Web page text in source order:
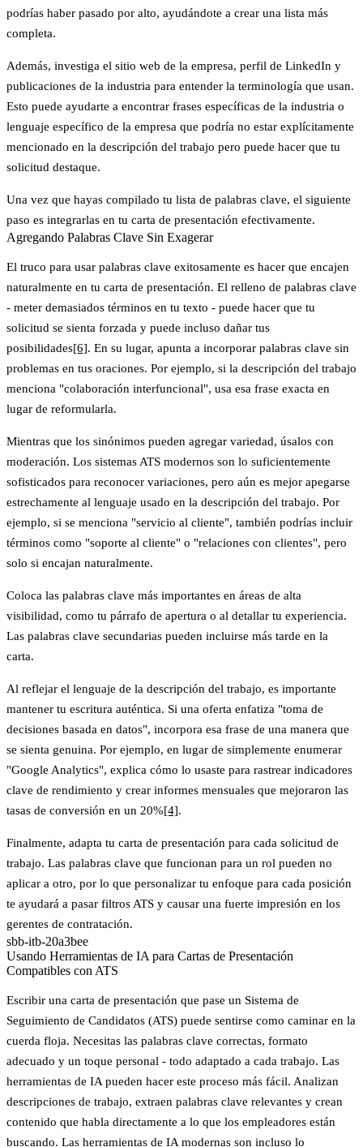
podrías haber pasado por alto, ayudándote a crear una lista más
completa.
Además, investiga el sitio web de la empresa, perfil de LinkedIn y
publicaciones de la industria para entender la terminología que usan.
Esto puede ayudarte a encontrar frases específicas de la industria o
lenguaje específico de la empresa que podría no estar explícitamente
mencionado en la descripción del trabajo pero puede hacer que tu
solicitud destaque.
Una vez que hayas compilado tu lista de palabras clave, el siguiente
paso es integrarlas en tu carta de presentación efectivamente.
Agregando Palabras Clave Sin Exagerar
El truco para usar palabras clave exitosamente es hacer que encajen
naturalmente en tu carta de presentación. El relleno de palabras clave
- meter demasiados términos en tu texto - puede hacer que tu
solicitud se sienta forzada y puede incluso dañar tus
posibilidades[6]. En su lugar, apunta a incorporar palabras clave sin
problemas en tus oraciones. Por ejemplo, si la descripción del trabajo
menciona "colaboración interfuncional", usa esa frase exacta en
lugar de reformularla.
Mientras que los sinónimos pueden agregar variedad, úsalos con
moderación. Los sistemas ATS modernos son lo suficientemente
sofisticados para reconocer variaciones, pero aún es mejor apegarse
estrechamente al lenguaje usado en la descripción del trabajo. Por
ejemplo, si se menciona "servicio al cliente", también podrías incluir
términos como "soporte al cliente" o "relaciones con clientes", pero
solo si encajan naturalmente.
Coloca las palabras clave más importantes en áreas de alta
visibilidad, como tu párrafo de apertura o al detallar tu experiencia.
Las palabras clave secundarias pueden incluirse más tarde en la
carta.
Al reflejar el lenguaje de la descripción del trabajo, es importante
mantener tu escritura auténtica. Si una oferta enfatiza "toma de
decisiones basada en datos", incorpora esa frase de una manera que
se sienta genuina. Por ejemplo, en lugar de simplemente enumerar
"Google Analytics", explica cómo lo usaste para rastrear indicadores
clave de rendimiento y crear informes mensuales que mejoraron las
tasas de conversión en un 20%[4].
Finalmente, adapta tu carta de presentación para cada solicitud de
trabajo. Las palabras clave que funcionan para un rol pueden no
aplicar a otro, por lo que personalizar tu enfoque para cada posición
te ayudará a pasar filtros ATS y causar una fuerte impresión en los
gerentes de contratación.
sbb-itb-20a3bee
Usando Herramientas de IA para Cartas de Presentación
Compatibles con ATS
Escribir una carta de presentación que pase un Sistema de
Seguimiento de Candidatos (ATS) puede sentirse como caminar en la
cuerda floja. Necesitas las palabras clave correctas, formato
adecuado y un toque personal - todo adaptado a cada trabajo. Las
herramientas de IA pueden hacer este proceso más fácil. Analizan
descripciones de trabajo, extraen palabras clave relevantes y crean
contenido que habla directamente a lo que los empleadores están
buscando. Las herramientas de IA modernas son incluso lo